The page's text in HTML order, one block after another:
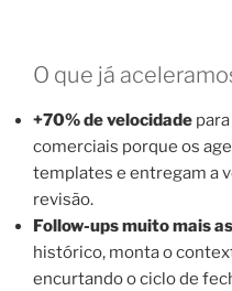
O que já
+70% de velocidade
comerciais porque os
templates e entregam a
revisão.
Follow-ups muito mais
histórico, monta o
encurtando o ciclo de